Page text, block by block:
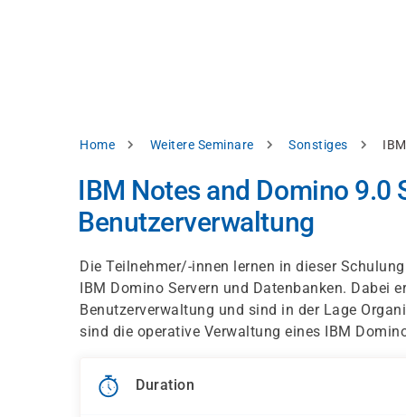
Breadcrumb
Home Weitere Seminare Sonstiges
IBM Notes and Domino 9.0
Benutzerverwaltung
Die Teilnehmer/-innen lernen in dieser
IBM Domino Servern und Datenbanken. Dabei
Benutzerverwaltung und sind in der Lage
sind die operative Verwaltung eines IBM
Duration